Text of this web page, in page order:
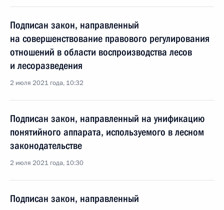
Подписан закон, направленный
на совершенствование правового регулирования
отношений в области воспроизводства лесов
и лесоразведения
2 июля 2021 года, 10:32
Подписан закон, направленный на унификацию
понятийного аппарата, используемого в лесном
законодательстве
2 июля 2021 года, 10:30
Подписан закон, направленный